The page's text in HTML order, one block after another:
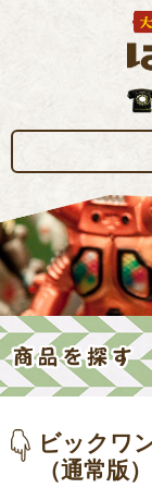
ビックワ
（通常版）